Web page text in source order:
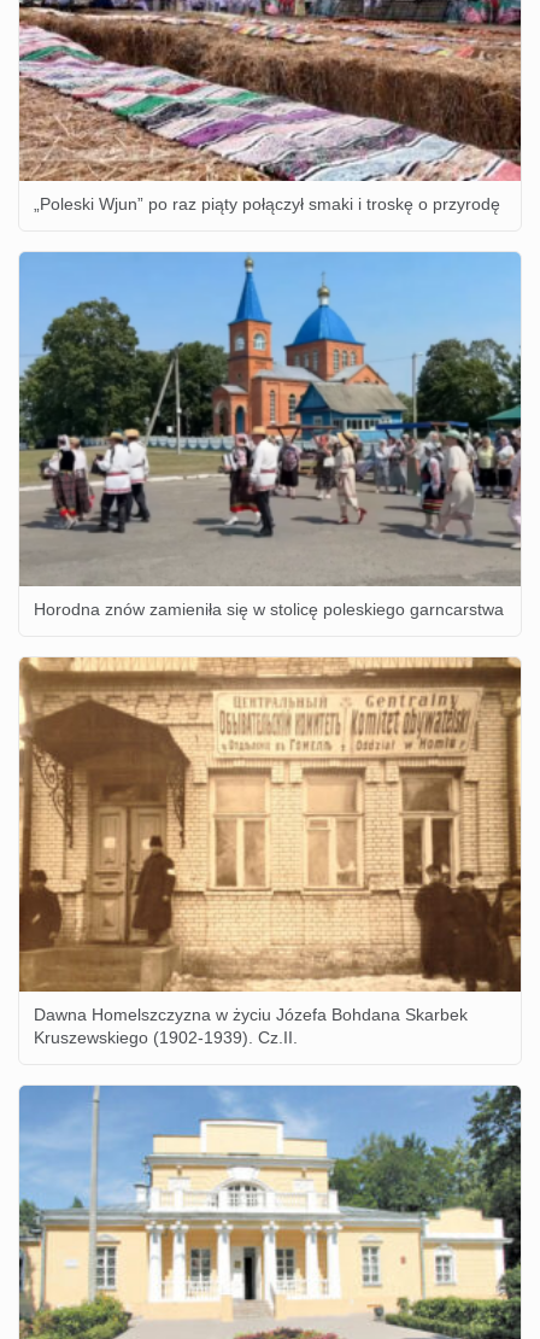
„Poleski Wjun” po raz piąty połączył smaki i troskę o przyrodę
Horodna znów zamieniła się w stolicę poleskiego garncarstwa
Dawna Homelszczyzna w życiu Józefa Bohdana Skarbek
Kruszewskiego (1902-1939). Cz.II.